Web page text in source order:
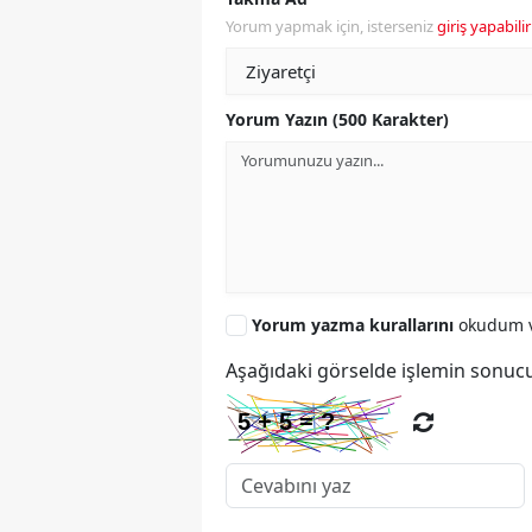
Yorum yapmak için, istersenizgiriş yapabilir
Yorum Yazın (500 Karakter)
Yorum yazma kurallarını okudum
Aşağıdaki görselde işlemin